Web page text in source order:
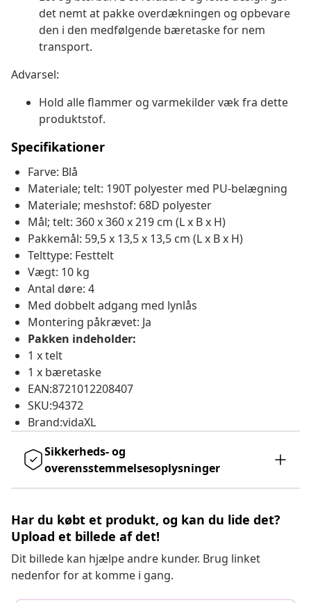
det nemt at pakke overdækningen og opbevare
den i den medfølgende bæretaske for nem
transport.
Advarsel:
Hold alle flammer og varmekilder væk fra dette
produktstof.
Specifikationer
Farve: Blå
Materiale; telt: 190T polyester med PU-belægning
Materiale; meshstof: 68D polyester
Mål; telt: 360 x 360 x 219 cm (L x B x H)
Pakkemål: 59,5 x 13,5 x 13,5 cm (L x B x H)
Telttype: Festtelt
Vægt: 10 kg
Antal døre: 4
Med dobbelt adgang med lynlås
Montering påkrævet: Ja
Pakken indeholder:
1 x telt
1 x bæretaske
EAN:8721012208407
SKU:94372
Brand:vidaXL
Sikkerheds- og
overensstemmelsesoplysninger
Har du købt et produkt, og kan du lide det?
Upload et billede af det!
Dit billede kan hjælpe andre kunder. Brug linket
nedenfor for at komme i gang.